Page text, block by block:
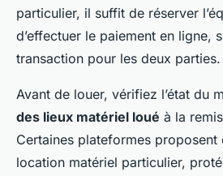
particulier, il suffit de réserver
d’effectuer le paiement en ligne,
transaction pour les deux parties.
Avant de louer, vérifiez l’état du
des lieux matériel loué à la
Certaines plateformes proposent
location matériel particulier,